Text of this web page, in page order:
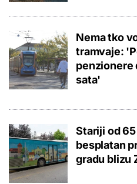
Nema tko
tramvaje:
penzionere
sata'
Stariji od
besplatan
gradu blizu